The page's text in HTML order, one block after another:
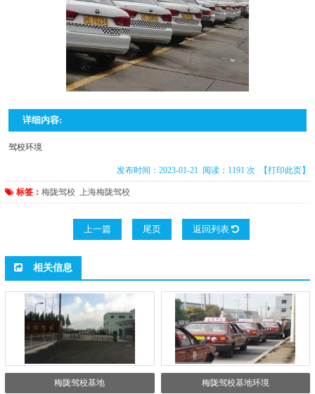
详细内容:
驾校环境
发布时间：2023-01-21 阅读：1191 次 【打印此页】
标签： 梅陇驾校 上海梅陇驾校
上一篇 尾页 返回列表
相关信息
梅陇驾校基地 梅陇驾校基地环境